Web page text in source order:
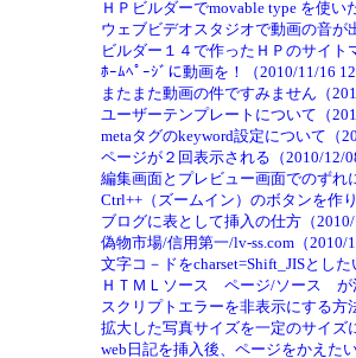
ＨＰビルダーでmovable type を使
ウェブビデオスタジオで動画の音が
ビルダー１４で作ったＨＰのサイト
ﾎｰﾑﾍﾟｰｼﾞに動画を！（2010/11/16
またまた動画の件ですみません（
ユーザーテンプレートについて（
metaタグのkeyword設定について（
ページが２回表示される（2010/12/
編集画面とプレビュー画面でのずれ
Ctrl++（ズームイン）のボタンを作
ブログに表として挿入の仕方（
偽物市場/信用第一/lv-ss.com（2010/
文字コ－ドをcharset=Shift_JISとし
ＨＴＭＬソース ページ/ソース が
スクリプトエラーを非表示にする方
拡大した写真サイズを一定のサイズ
web日記を挿入後、ページをかえた